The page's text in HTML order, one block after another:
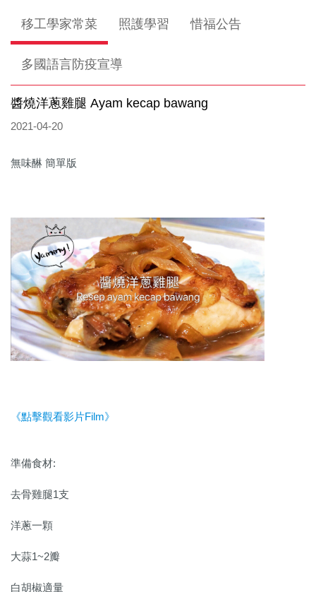
移工學家常菜 照護學習 惜福公告
多國語言防疫宣導
醬燒洋蔥雞腿 Ayam kecap bawang
2021-04-20
無味醂 簡單版
《點擊觀看影片Film》
準備食材:
去骨雞腿1支
洋蔥一顆
大蒜1~2瓣
白胡椒適量